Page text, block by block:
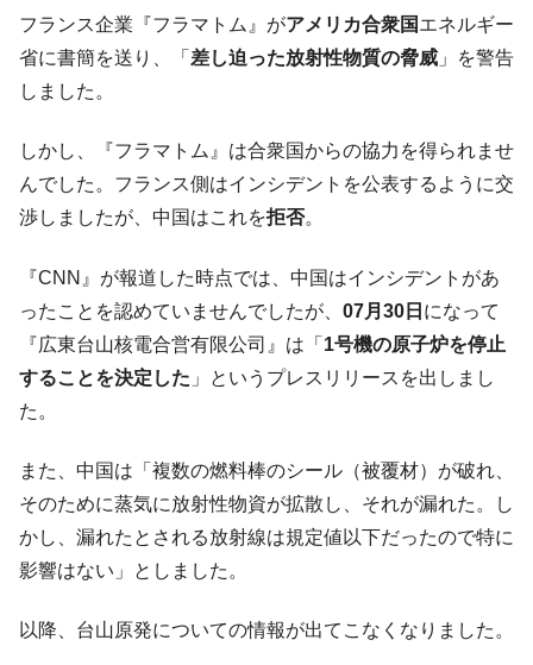
Fact1
夏の甲子園、優勝校を最も多く輩出している都道
府県とは？
Fact1
全て勝つといくら？ 競馬GI競走で勝利騎手がもら
える賞金とは？
Fact1 平成仮面ライダーの意外すぎるモチーフとは？
なスーパーリーグとは？
日本人マスターズ挑戦の歴史。松山以前に最高位
だった選手とは？
Fact1
甲子園通算本塁打、最多の清原に次いで多く打っ
ている意外な選手とは？
Fact1 セレクトセールの高額取引馬が稼いだ金額とは？
フランス企業『フラマトム』がアメリカ合衆国エネルギー
省に書簡を送り、「 差し迫った放射性物質の脅威 」を警告
しました。
しかし、『フラマトム』は合衆国からの協力を得られませ
んでした。フランス側はインシデントを公表するように交
渉しましたが、中国はこれを拒否。
『CNN』が報道した時点では、中国はインシデントがあ
ったことを認めていませんでしたが、 07月30日 になって
『広東台山核電合営有限公司』は「 1号機の原子炉を停止
することを決定した 」というプレスリリースを出しまし
た。
また、中国は「複数の燃料棒のシール（被覆材）が破れ、
そのために蒸気に放射性物資が拡散し、それが漏れた。し
かし、漏れたとされる放射線は規定値以下だったので特に
影響はない」としました。
以降、台山原発についての情報が出てこなくなりました。